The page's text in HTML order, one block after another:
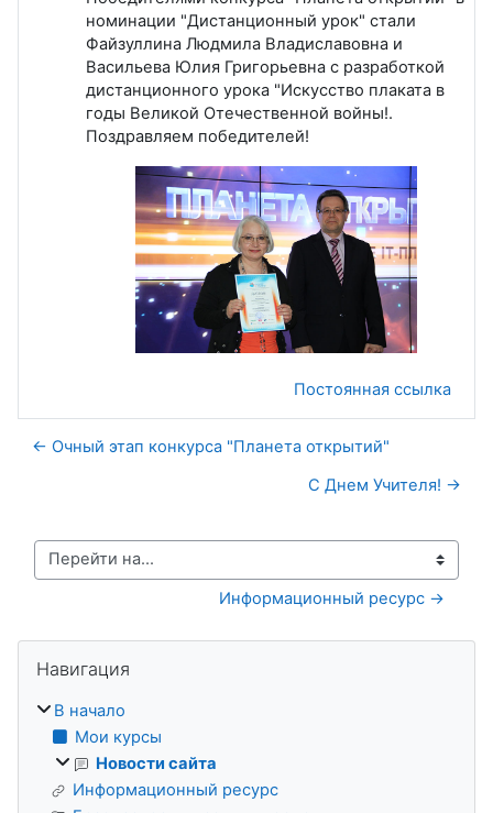
номинации "Дистанционный урок" стали
Файзуллина Людмила Владиславовна и
Васильева Юлия Григорьевна с разработкой
дистанционного урока "Искусство плаката в
годы Великой Отечественной войны!.
Поздравляем победителей!
Постоянная ссылка
← Очный этап конкурса "Планета открытий"
С Днем Учителя! →
Перейти на...
Информационный ресурс →
Блоки
Навигация
В начало
Мои курсы
Новости сайта
Информационный ресурс